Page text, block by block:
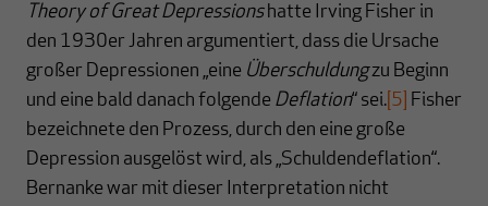
Theory of Great Depressionshatte Irving Fisher in
den 1930er Jahren argumentiert, dass die Ursache
großer Depressionen „eine Überschuldungzu Beginn
und eine bald danach folgende Deflation“ sei. [5] Fisher
bezeichnete den Prozess, durch den eine große
Depression ausgelöst wird, als „Schuldendeflation“.
Bernanke war mit dieser Interpretation nicht